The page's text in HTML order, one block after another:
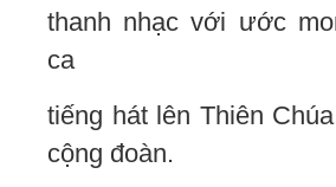
thanh nhạc với ước
ca
tiếng hát lên Thiên
cộng đoàn.